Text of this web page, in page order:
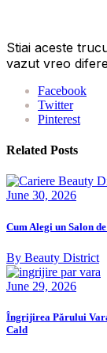
Stiai aceste
vazut vreo
Facebook
Twitter
Pinterest
Related Posts
June 30, 2026
Cum Alegi un Salon
By Beauty District
June 29, 2026
Îngrijirea Părului
Cald